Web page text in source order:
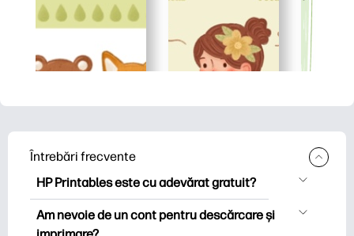
Întrebări frecvente
HP Printables este cu adevărat gratuit?
HP Printables oferă peste 2.500 de
imprimabile gratuite pentru descărcare
Am nevoie de un cont pentru descărcare și